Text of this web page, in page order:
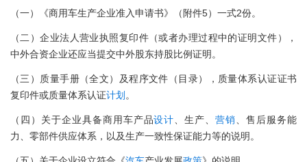
（一）《商用车生产企业准入申请书》（附件5）一式2份。
（二）企业法人营业执照复印件（或者办理过程中的证明文件），
中外合资企业还应当提交中外股东持股比例证明。
（三）质量手册（全文）及程序文件（目录），质量体系认证证书
复印件或质量体系认证计划 。
（四）关于企业具备商用车产品设计 、生产、营销 、售后服务能
力、零部件供应体系，以及生产一致性保证能力等的说明。